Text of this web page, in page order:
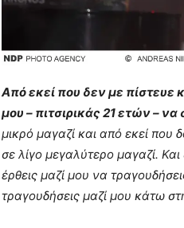
Από εκεί που δεν με πίστευε
μου – πιτσιρικάς 21 ετών – να
μικρό μαγαζί και από εκεί που
σε λίγο μεγαλύτερο μαγαζί.
έρθεις μαζί μου να
τραγουδήσεις μαζί μου κάτω